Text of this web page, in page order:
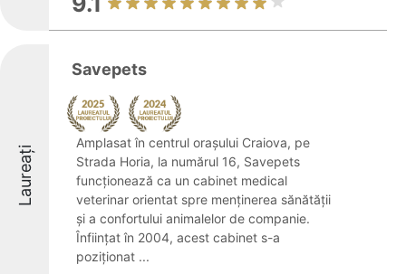
Laureați
Savepets
Amplasat în centrul orașului Craiova, pe
Strada Horia, la numărul 16, Savepets
funcționează ca un cabinet medical
veterinar orientat spre menținerea sănătății
și a confortului animalelor de companie.
Înființat în 2004, acest cabinet s-a
poziționat ...